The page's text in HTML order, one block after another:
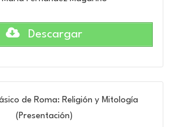
Descargar
de Roma: Religión y Mitología
(Presentación)